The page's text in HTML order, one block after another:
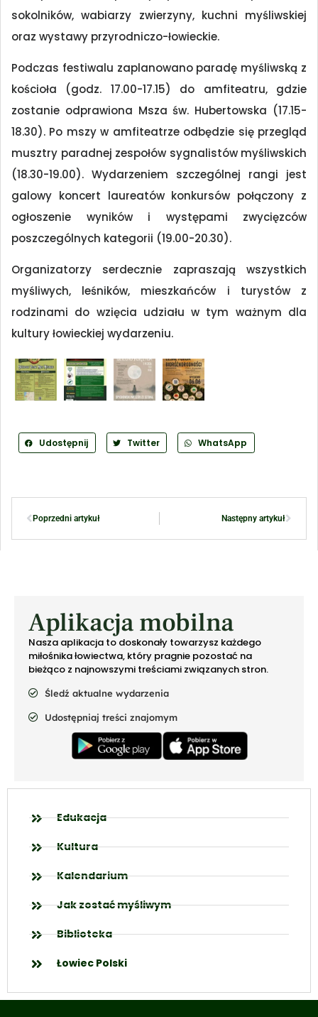
sokolników, wabiarzy zwierzyny, kuchni myśliwskiej
oraz wystawy przyrodniczo-łowieckie.
Podczas festiwalu zaplanowano paradę myśliwską z
kościoła (godz. 17.00-17.15) do amfiteatru, gdzie
zostanie odprawiona Msza św. Hubertowska (17.15-
18.30). Po mszy w amfiteatrze odbędzie się przegląd
musztry paradnej zespołów sygnalistów myśliwskich
(18.30-19.00). Wydarzeniem szczególnej rangi jest
galowy koncert laureatów konkursów połączony z
ogłoszenie wyników i występami zwycięzców
poszczególnych kategorii (19.00-20.30).
Organizatorzy serdecznie zapraszają wszystkich
myśliwych, leśników, mieszkańców i turystów z
rodzinami do wzięcia udziału w tym ważnym dla
kultury łowieckiej wydarzeniu.
Udostępnij Twitter WhatsApp
Poprzedni artykuł Następny artykuł
Aplikacja mobilna
Nasza aplikacja to doskonały towarzysz każdego
miłośnika łowiectwa, który pragnie pozostać na
bieżąco z najnowszymi treściami związanych stron.
Śledź aktualne wydarzenia
Udostępniaj treści znajomym
Edukacja
Kultura
Kalendarium
Jak zostać myśliwym
Biblioteka
Łowiec Polski